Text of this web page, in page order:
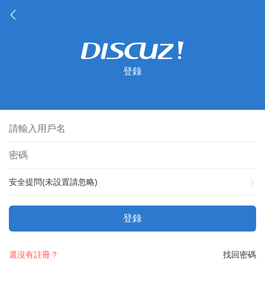
登錄
安全提問(未設置請忽略)
登錄
找回密碼
還沒有註冊？